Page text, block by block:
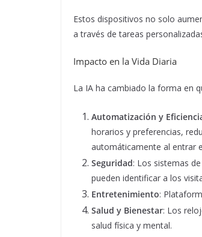
Estos dispositivos no solo
a través de tareas
Impacto en la Vida Diaria
La IA ha cambiado la forma en
Automatización y
horarios y preferencias,
automáticamente al entrar
Seguridad: Los sistemas
pueden identificar a los
Entretenimiento:
Salud y Bienestar: Los
salud física y mental.